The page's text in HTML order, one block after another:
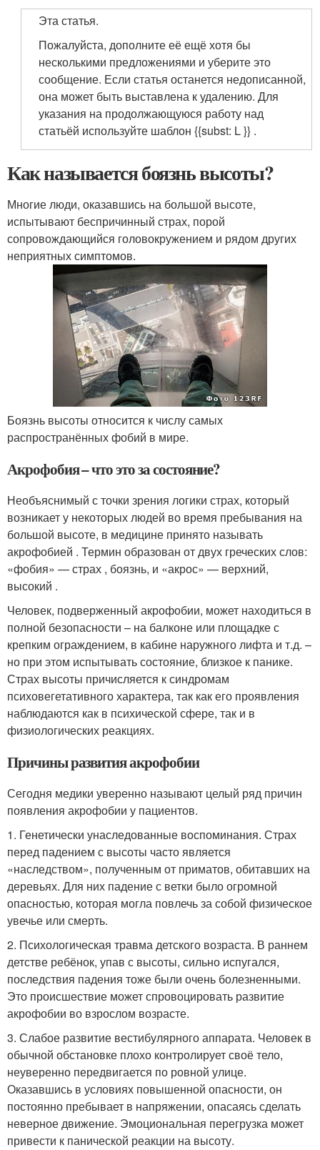
Эта статья.
Пожалуйста, дополните её ещё хотя бы
несколькими предложениями и уберите это
сообщение. Если статья останется недописанной,
она может быть выставлена к удалению. Для
указания на продолжающуюся работу над
статьёй используйте шаблон {{subst: L }} .
Как называется боязнь высоты?
Многие люди, оказавшись на большой высоте,
испытывают беспричинный страх, порой
сопровождающийся головокружением и рядом других
неприятных симптомов.
Боязнь высоты относится к числу самых
распространённых фобий в мире.
Акрофобия – что это за состояние?
Необъяснимый с точки зрения логики страх, который
возникает у некоторых людей во время пребывания на
большой высоте, в медицине принято называть
акрофобией . Термин образован от двух греческих слов:
«фобия» — страх , боязнь, и «акрос» — верхний,
высокий .
Человек, подверженный акрофобии, может находиться в
полной безопасности – на балконе или площадке с
крепким ограждением, в кабине наружного лифта и т.д. –
но при этом испытывать состояние, близкое к панике.
Страх высоты причисляется к синдромам
психовегетативного характера, так как его проявления
наблюдаются как в психической сфере, так и в
физиологических реакциях.
Причины развития акрофобии
Сегодня медики уверенно называют целый ряд причин
появления акрофобии у пациентов.
1. Генетически унаследованные воспоминания. Страх
перед падением с высоты часто является
«наследством», полученным от приматов, обитавших на
деревьях. Для них падение с ветки было огромной
опасностью, которая могла повлечь за собой физическое
увечье или смерть.
2. Психологическая травма детского возраста. В раннем
детстве ребёнок, упав с высоты, сильно испугался,
последствия падения тоже были очень болезненными.
Это происшествие может спровоцировать развитие
акрофобии во взрослом возрасте.
3. Слабое развитие вестибулярного аппарата. Человек в
обычной обстановке плохо контролирует своё тело,
неуверенно передвигается по ровной улице.
Оказавшись в условиях повышенной опасности, он
постоянно пребывает в напряжении, опасаясь сделать
неверное движение. Эмоциональная перегрузка может
привести к панической реакции на высоту.